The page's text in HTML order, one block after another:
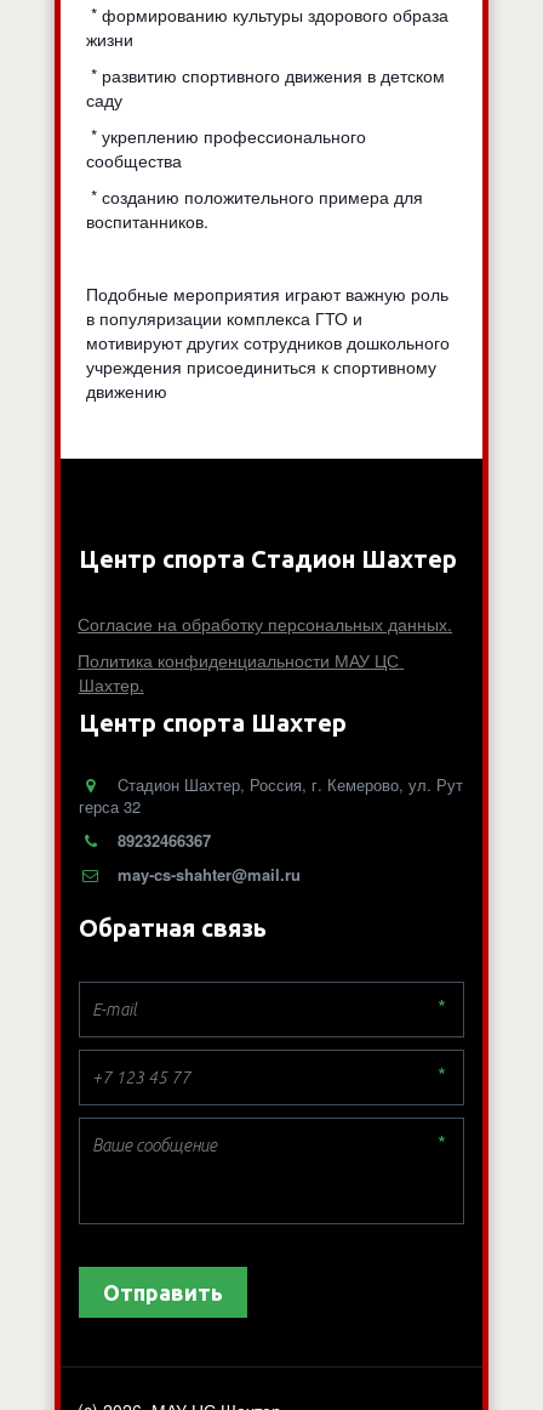
* формированию культуры здорового образа
жизни
* развитию спортивного движения в детском
саду
* укреплению профессионального
сообщества
* созданию положительного примера для
воспитанников.
Подобные мероприятия играют важную роль
в популяризации комплекса ГТО и
мотивируют других сотрудников дошкольного
учреждения присоединиться к спортивному
движению
Центр спорта Стадион Шахтер
Согласие на обработку персональных данных.
Политика конфиденциальности МАУ ЦС
Шахтер.
Центр спорта Шахтер
Cтадион Шахтер, Россия, г. Кемерово, ул. Рут
герса 32
89232466367
may-cs-shahter@mail.ru
Обратная связь
*
*
*
Отправить